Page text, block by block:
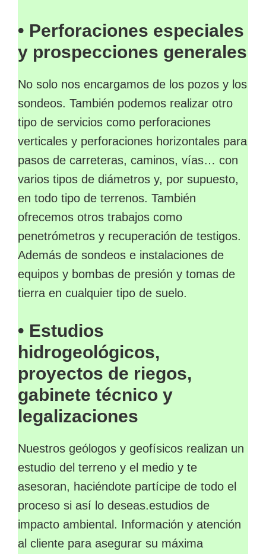
• Perforaciones especiales
y prospecciones generales
No solo nos encargamos de los pozos y los
sondeos. También podemos realizar otro
tipo de servicios como perforaciones
verticales y perforaciones horizontales para
pasos de carreteras, caminos, vías… con
varios tipos de diámetros y, por supuesto,
en todo tipo de terrenos. También
ofrecemos otros trabajos como
penetrómetros y recuperación de testigos.
Además de sondeos e instalaciones de
equipos y bombas de presión y tomas de
tierra en cualquier tipo de suelo.
• Estudios
hidrogeológicos,
proyectos de riegos,
gabinete técnico y
legalizaciones
Nuestros geólogos y geofísicos realizan un
estudio del terreno y el medio y te
asesoran, haciéndote partícipe de todo el
proceso si así lo deseas.estudios de
impacto ambiental. Información y atención
al cliente para asegurar su máxima